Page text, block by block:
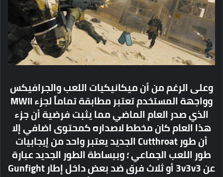
وعلى الرغم من أن ميكانيكيات اللعب والجرافيكس
وواجهة المستخدم تعتبر مطابقة تماماً لجزء MWII
الذي صدر العام الماضي مما يثبت فرضية أن جزء
هذا العام كان مخطط لاصداره كمحتوى اضافي إلا
أن طور Cutthroat الجديد يعتبر واحد من إيجابيات
طور اللعب الجماعي ؛ وببساطة الطور الجديد عبارة
عن 3v3v3 أو ثلاث فرق ضد بعض داخل إطار Gunfight